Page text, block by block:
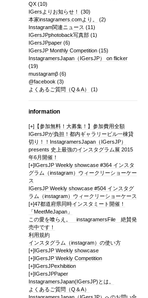
QX(10)
IGersよりお知らせ！
(30)
本家instagramers.comより。
(2)
Instagram関連ニュース (11)
IGersJPphotoback写真部(1)
IGersJPpaper(6)
IGersJP Monthly Competition(15)
InstagramersJapan（IGersJP） on flicker
(19)
mustagramβ(6)
@facebook (3)
よくあるご質問（Q＆A）
(1)
information
[+]【参加無料！大募集！】参加費用全額
IGersJPが負担！都内ギャラリービル一棟貸
切り！！InstagramersJapan（IGersJP）
presents 史上最強のインスタグラム展 2015
年6月開催！
[+]IGersJP Weekly showcase #364 インスタ
グラム（instagram）ウィークリーショーケー
ス
IGersJP Weekly showcase #504 インスタグ
ラム（instagram）ウィークリーショーケース
[+]47都道府県同時インスタミート開催！
「MeetMeJapan」
この愛を喰らえ。 instagramersFile 絶賛発
売中です！
利用規約
インスタグラム（instagram）の使い方
[+]IGersJP Weekly showcase
[+]IGersJP Weekly Competition
[+]IGersJPexhibition
[+]IGersJPPaper
InstagramersJapan(IGersJP)とは。
よくあるご質問（Q＆A）